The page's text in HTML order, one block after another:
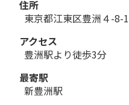
住所
東京都江東区豊洲４-8-
アクセス
豊洲駅より徒歩3分
最寄駅
新豊洲駅